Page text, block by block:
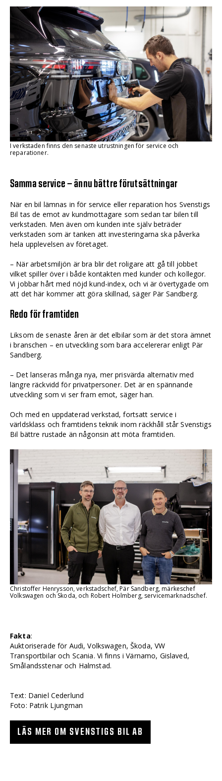
I verkstaden finns den senaste utrustningen för service och
reparationer.
Samma service – ännu bättre förutsättningar
När en bil lämnas in för service eller reparation hos Svenstigs
Bil tas de emot av kundmottagare som sedan tar bilen till
verkstaden. Men även om kunden inte själv beträder
verkstaden som är tanken att investeringarna ska påverka
hela upplevelsen av företaget.
– När arbetsmiljön är bra blir det roligare att gå till jobbet
vilket spiller över i både kontakten med kunder och kollegor.
Vi jobbar hårt med nöjd kund-index, och vi är övertygade om
att det här kommer att göra skillnad, säger Pär Sandberg.
Redo för framtiden
Liksom de senaste åren är det elbilar som är det stora ämnet
i branschen – en utveckling som bara accelererar enligt Pär
Sandberg.
– Det lanseras många nya, mer prisvärda alternativ med
längre räckvidd för privatpersoner. Det är en spännande
utveckling som vi ser fram emot, säger han.
Och med en uppdaterad verkstad, fortsatt service i
världsklass och framtidens teknik inom räckhåll står Svenstigs
Bil bättre rustade än någonsin att möta framtiden.
Christoffer Henrysson, verkstadschef, Pär Sandberg, märkeschef
Volkswagen och Skoda, och Robert Holmberg, servicemarknadschef.
Fakta:
Auktoriserade för Audi, Volkswagen, Škoda, VW
Transportbilar och Scania. Vi finns i Värnamo, Gislaved,
Smålandsstenar och Halmstad.
Text: Daniel Cederlund
Foto: Patrik Ljungman
LÄS MER OM SVENSTIGS BIL AB